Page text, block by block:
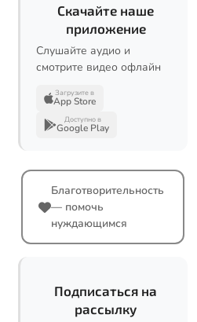
Скачайте наше
приложение
Слушайте аудио и
смотрите видео офлайн
Загрузите в
App Store
Доступно в
Google Play
Благотворительность
— помочь
нуждающимся
Подписаться на
рассылку